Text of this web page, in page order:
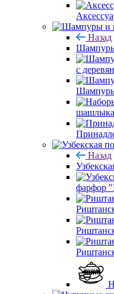
Назад
с
шашлыка
Назад
фарфор